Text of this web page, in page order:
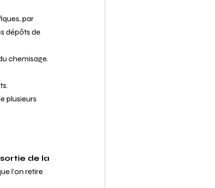
par
dépôts de
chemisage.
plusieurs
de la
l'on retire